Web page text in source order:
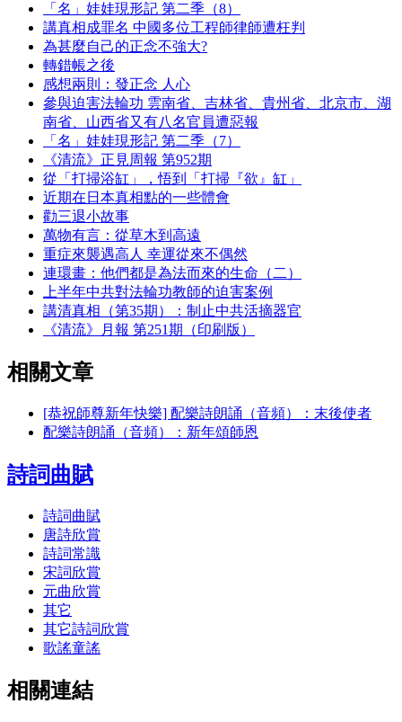
「名」娃娃現形記 第二季（8）
講真相成罪名 中國多位工程師律師遭枉判
為甚麼自己的正念不強大?
轉錯帳之後
感想兩則：發正念 人心
參與迫害法輪功 雲南省、吉林省、貴州省、北京市、湖
南省、山西省又有八名官員遭惡報
「名」娃娃現形記 第二季（7）
《清流》正見周報 第952期
從「打掃浴缸」，悟到「打掃『欲』缸」
近期在日本真相點的一些體會
勸三退小故事
萬物有言：從草木到高遠
重症來襲遇高人 幸運從來不偶然
連環畫：他們都是為法而來的生命（二）
上半年中共對法輪功教師的迫害案例
講清真相（第35期）：制止中共活摘器官
《清流》月報 第251期（印刷版）
相關文章
[恭祝師尊新年快樂] 配樂詩朗誦（音頻）：末後使者
配樂詩朗誦（音頻）：新年頌師恩
詩詞曲賦
詩詞曲賦
唐詩欣賞
詩詞常識
宋詞欣賞
元曲欣賞
其它
其它詩詞欣賞
歌謠童謠
相關連結